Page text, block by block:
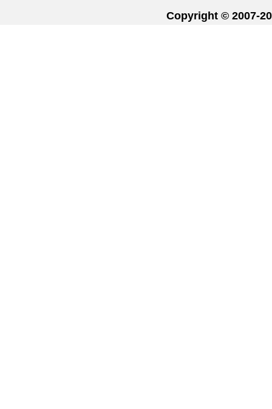
Copyright © 2007-